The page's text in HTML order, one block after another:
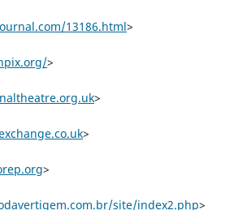
13186.html>
>
>
>
>
site/index2.php>